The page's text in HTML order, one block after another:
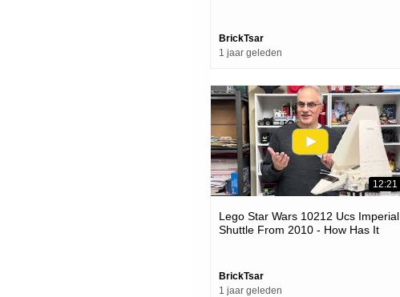
BrickTsar
1 jaar geleden
12:21
Lego Star Wars 10212 Ucs Imperial
Shuttle From 2010 - How Has It
BrickTsar
1 jaar geleden